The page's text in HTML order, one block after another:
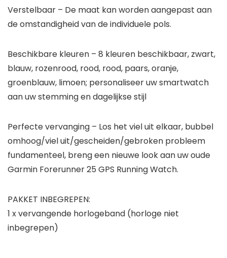
Verstelbaar – De maat kan worden aangepast aan
de omstandigheid van de individuele pols.
Beschikbare kleuren – 8 kleuren beschikbaar, zwart,
blauw, rozenrood, rood, rood, paars, oranje,
groenblauw, limoen; personaliseer uw smartwatch
aan uw stemming en dagelijkse stijl
Perfecte vervanging – Los het viel uit elkaar, bubbel
omhoog/viel uit/gescheiden/gebroken probleem
fundamenteel, breng een nieuwe look aan uw oude
Garmin Forerunner 25 GPS Running Watch.
PAKKET INBEGREPEN:
1 x vervangende horlogeband (horloge niet
inbegrepen)